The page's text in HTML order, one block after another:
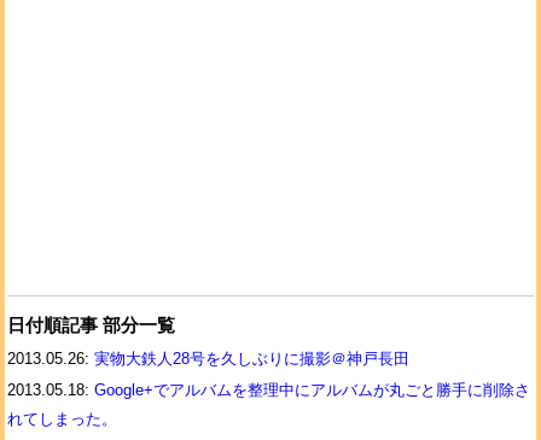
日付順記事 部分一覧
2013.05.26: 実物大鉄人28号を久しぶりに撮影＠神戸長田
2013.05.18: Google+でアルバムを整理中にアルバムが丸ごと勝手に削除さ
れてしまった。